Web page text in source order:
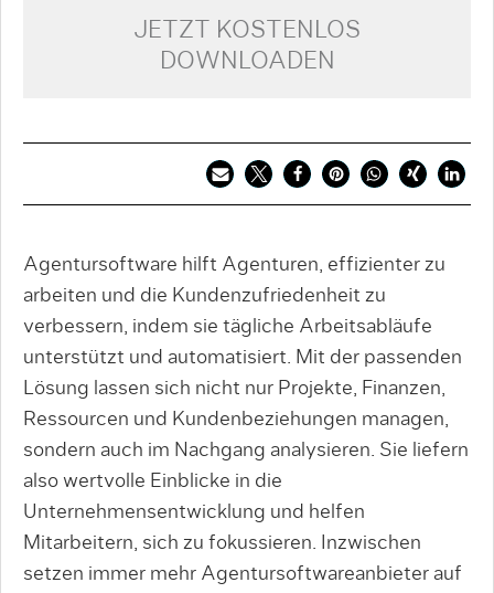
JETZT KOSTENLOS
DOWNLOADEN
Agentursoftware hilft Agenturen, effizien­ter zu
arbeiten und die Kundenzufriedenheit zu
verbessern, indem sie tägliche Arbeitsab­läufe
unterstützt und automatisiert. Mit der passenden
Lösung lassen sich nicht nur Pro­jekte, Finanzen,
Ressourcen und Kundenbezie­hungen managen,
sondern auch im Nachgang analysieren. Sie liefern
also wertvolle Einblicke in die
Unternehmensentwicklung und helfen
Mitarbeitern, sich zu fokussieren. Inzwischen
setzen immer mehr Agentur­softwareanbieter auf